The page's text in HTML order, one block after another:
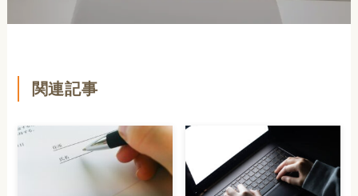
関連記事